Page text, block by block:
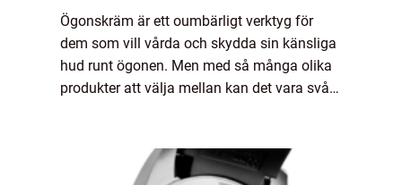
Ögonskräm är ett oumbärligt verktyg för
dem som vill vårda och skydda sin känsliga
hud runt ögonen. Men med så många olika
produkter att välja mellan kan det vara svårt